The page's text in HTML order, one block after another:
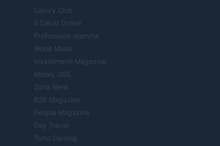
Luxury Club
Il Calcio Online
Professione mamma
World Music
Investimenti Magazine
Money 365
Zona Nerd
B2B Magazine
People Magazine
Day Travel
Tutto Gaming